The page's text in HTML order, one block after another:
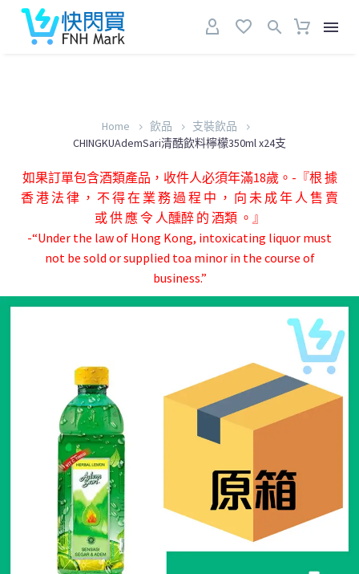
Home 飲品
支裝飲品
CHINGKUAdemSari清酷飲料檸檬350ml x24支
如果訂單包含酒類產品，收件人必須年滿18歲。-『根 據
香 港 法 律 ， 不 得 在 業 務 過 程 中 ， 向 未 成 年 人 售 賣
或 供 應 令 人醺醉 的 酒類 。』
-“Under the law of Hong Kong, intoxicating liquor must
not be sold or supplied toa minor in the course of
business.”